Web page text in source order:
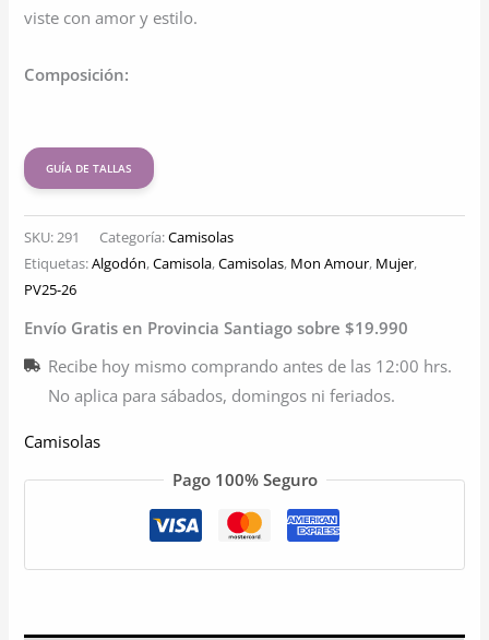
viste con amor y estilo.
Composición:
GUÍA DE TALLAS
SKU:291 Categoría:Camisolas
Etiquetas:Algodón,Camisola,Camisolas, Mon Amour, Mujer,
PV25-26
Envío Gratis en Provincia Santiago sobre $19.990
Recibe hoy mismo comprando antes de las 12:00 hrs.
No aplica para sábados, domingos ni feriados.
Camisolas
Pago 100% Seguro